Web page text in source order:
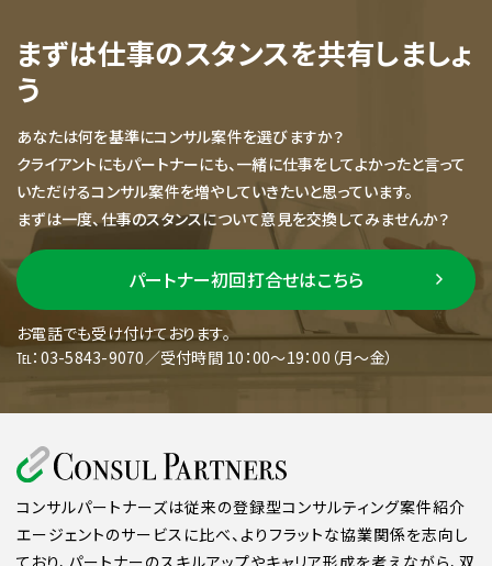
まずは仕事のスタンスを共有しましょ
う
あなたは何を基準にコンサル案件を選びますか？
クライアントにもパートナーにも、一緒に仕事をしてよかったと言って
いただけるコンサル案件を増やしていきたいと思っています。
まずは一度、仕事のスタンスについて意見を交換してみませんか？
パートナー初回打合せはこちら
お電話でも受け付けております。
℡：03-5843-9070／受付時間 10：00～19：00（月～金）
コンサルパートナーズは従来の登録型コンサルティング案件紹介
エージェントのサービスに比べ、よりフラットな協業関係を志向し
ており、パートナーのスキルアップやキャリア形成を考えながら、双